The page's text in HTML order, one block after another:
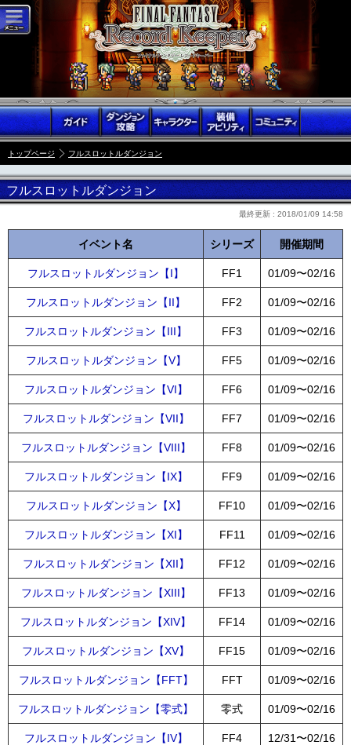
トップページ フルスロットルダンジョン
フルスロットルダンジョン
最終更新 : 2018/01/09 14:58
イベント名 シリーズ 開催期間
フルスロットルダンジョン【I】 FF1 01/09〜02/16
フルスロットルダンジョン【II】 FF2 01/09〜02/16
フルスロットルダンジョン【III】 FF3 01/09〜02/16
フルスロットルダンジョン【V】 FF5 01/09〜02/16
フルスロットルダンジョン【VI】 FF6 01/09〜02/16
フルスロットルダンジョン【VII】 FF7 01/09〜02/16
フルスロットルダンジョン【VIII】 FF8 01/09〜02/16
フルスロットルダンジョン【IX】 FF9 01/09〜02/16
フルスロットルダンジョン【X】 FF10 01/09〜02/16
フルスロットルダンジョン【XI】 FF11 01/09〜02/16
フルスロットルダンジョン【XII】 FF12 01/09〜02/16
フルスロットルダンジョン【XIII】 FF13 01/09〜02/16
フルスロットルダンジョン【XIV】 FF14 01/09〜02/16
フルスロットルダンジョン【XV】 FF15 01/09〜02/16
フルスロットルダンジョン【FFT】 FFT 01/09〜02/16
フルスロットルダンジョン【零式】 零式 01/09〜02/16
フルスロットルダンジョン【IV】 FF4 12/31〜02/16